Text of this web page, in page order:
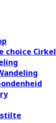
choice Cirkel
stilte